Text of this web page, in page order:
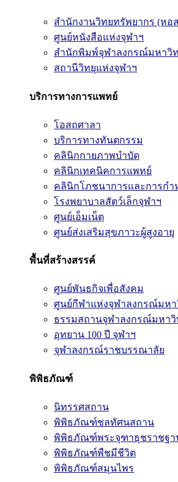
สำนักงานวิทยทรัพยากร (หอ
ศูนย์หนังสือแห่งจุฬาฯ
สำนักพิมพ์จุฬาลงกรณ์มหาวิ
สถานีวิทยุแห่งจุฬาฯ
บริการทางการแพทย์
โอสถศาลา
บริการทางทันตกรรม
คลินิกกายภาพบำบัด
คลินิกเทคนิคการแพทย์
คลินิกโภชนาการและการกำ
โรงพยาบาลสัตว์เล็กจุฬาฯ
ศูนย์เอ็มเน็ต
ศูนย์ส่งเสริมสุขภาวะผู้สูงอายุ
พื้นที่สร้างสรรค์
ศูนย์พันธกิจเพื่อสังคม
ศูนย์กีฬาแห่งจุฬาลงกรณ์มหา
ธรรมสถานจุฬาลงกรณ์มหาวิ
อุทยาน 100 ปี จุฬาฯ
จุฬาลงกรณ์ราชบรรณาลัย
พิพิธภัณฑ์
นิทรรศสถาน
พิพิธภัณฑ์ชลทัศนสถาน
พิพิธภัณฑ์พระจุฑาธุชราชฐา
พิพิธภัณฑ์พืชมีชีวิต
พิพิธภัณฑ์สมุนไพร